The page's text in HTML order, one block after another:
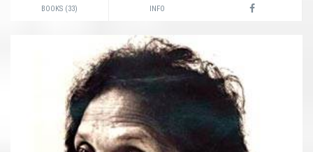
BOOKS (33) INFO